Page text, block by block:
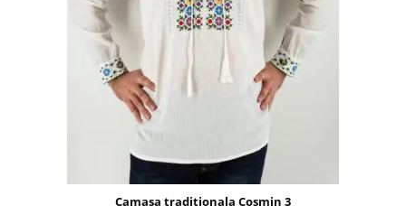
Camasa traditionala Cosmin 3